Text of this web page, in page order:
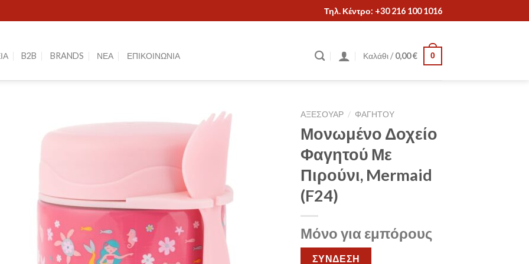
Τηλ. Κέντρο: +30 216 100 1016
B2B BRANDS ΝΕΑ ΕΠΙΚΟΙΝΩΝΙΑ Καλάθι /0,00€ 0
ΑΞΕΣΟΥΑΡ / ΦΑΓΗΤΟΥ
Μονωμένο Δοχείο
Φαγητού Με
Πιρούνι, Mermaid
(F24)
Μόνο για εμπόρους
ΣΥΝΔΕΣΗ